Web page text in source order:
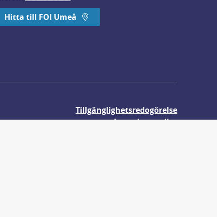
Hitta till FOI Umeå
Tillgänglighetsredogörelse
Integritetspolicy